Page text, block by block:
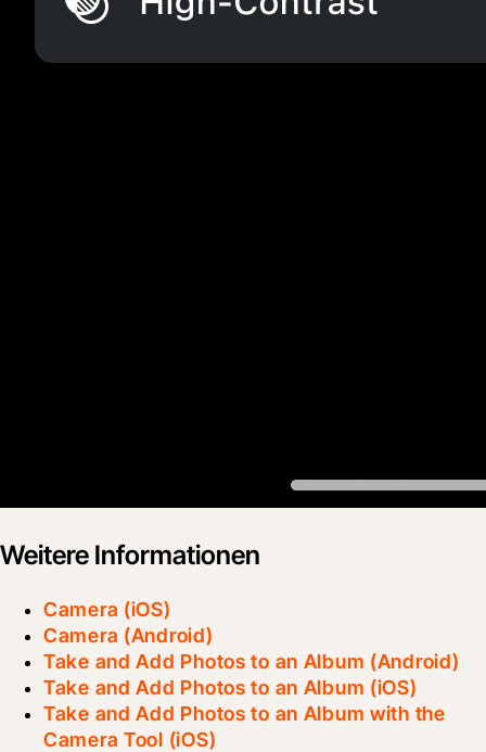
Weitere Informationen
Camera (iOS)
Camera (Android)
Take and Add Photos to an Album (Android)
Take and Add Photos to an Album (iOS)
Take and Add Photos to an Album with the
Camera Tool (iOS)